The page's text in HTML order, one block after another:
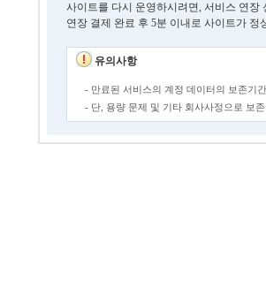
사이트를 다시 운영하시려면, 서비스 연장
연장 결제 완료 후 5분 이내로 사이트가 정
유의사항
- 만료된 서비스의 계정 데이터의 보존기
- 단, 용량 문제 및 기타 회사사정으로 보